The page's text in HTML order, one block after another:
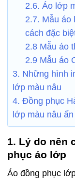
2.6. Áo lớp
2.7. Mẫu áo
cách đặc
2.8 Mẫu áo
2.9 Mẫu áo
3. Những hình
lớp màu nâu
4. Đồng phục
lớp màu nâu
1. Lý do nên
phục áo lớp
Áo đồng phục